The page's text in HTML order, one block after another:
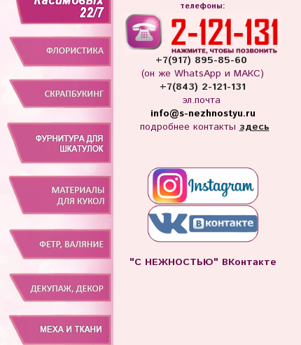
телефоны:
+7(917) 895-85-60
(он же WhatsApp и МАКС)
+7(843) 2-121-131
эл.почта
info@s-nezhnostyu.ru
подробнее контакты здесь
"С НЕЖНОСТЬЮ" ВКонтакте